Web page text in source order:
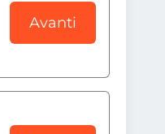
Avanti